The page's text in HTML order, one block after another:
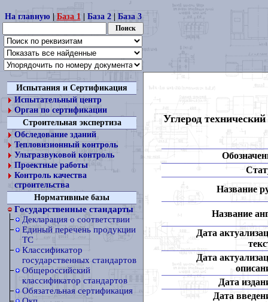
На главную| База 1| База 2| База 3
Испытания и Сертификация
Испытательный центр
Орган по сертификации
Строительная экспертиза
Обследование зданий
Тепловизионный контроль
Ультразвуковой контроль
Проектные работы
Контроль качества
строительства
Нормативные базы
Государственные стандарты
Декларация о соответствии
Единый перечень продукции
ТС
Классификатор
государственных стандартов
Общероссийский
классификатор стандартов
Обязательная сертификация
Углерод
Название
Название
Дата
Дата
Дата
Дата